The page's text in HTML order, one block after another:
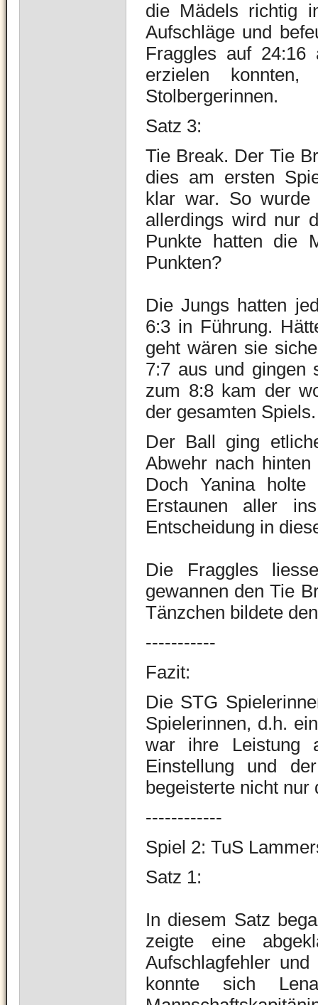
die Mädels richtig
Aufschläge und
Fraggles auf
erzielen
Stolbergerinnen.
Satz 3:
Tie Break. Der Tie
dies am ersten
klar war. So
allerdings wird nur
Punkte hatten die
Punkten?
Die Jungs hatten
6:3 in Führung.
geht wären sie
7:7 aus und gingen
zum 8:8 kam der
der gesamten Spiels.
Der Ball ging
Abwehr nach
Doch Yanina
Erstaunen aller
Entscheidung in
Die Fraggles
gewannen den Tie
Tänzchen bildete
-----------
Fazit:
Die STG
Spielerinnen, d.h.
war ihre Leistung
Einstellung und
begeisterte nicht
------------
Spiel 2: TuS
Satz 1:
In diesem Satz
zeigte eine
Aufschlagfehler
konnte sich